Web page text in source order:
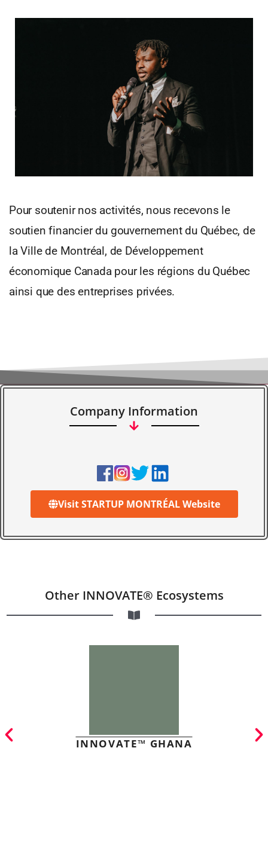
Pour soutenir nos activités, nous recevons le
soutien financier du gouvernement du Québec, de
la Ville de Montréal, de Développement
économique Canada pour les régions du Québec
ainsi que des entreprises privées.
Company Information
Visit STARTUP MONTRÉAL Website
Other INNOVATE® Ecosystems
INNOVATE™ GHANA